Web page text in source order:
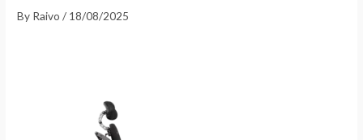
By Raivo/ 18/08/2025